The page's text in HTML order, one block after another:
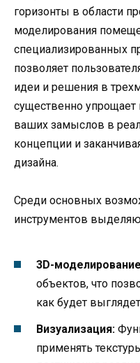
горизонты в области
моделирования
специализированных
позволяет
идеи и решения в
существенно упрощает
ваших замыслов в
концепции и
дизайна.
Среди основных
инструментов
3D-
объектов, что
как будет
Визуализация:
применять